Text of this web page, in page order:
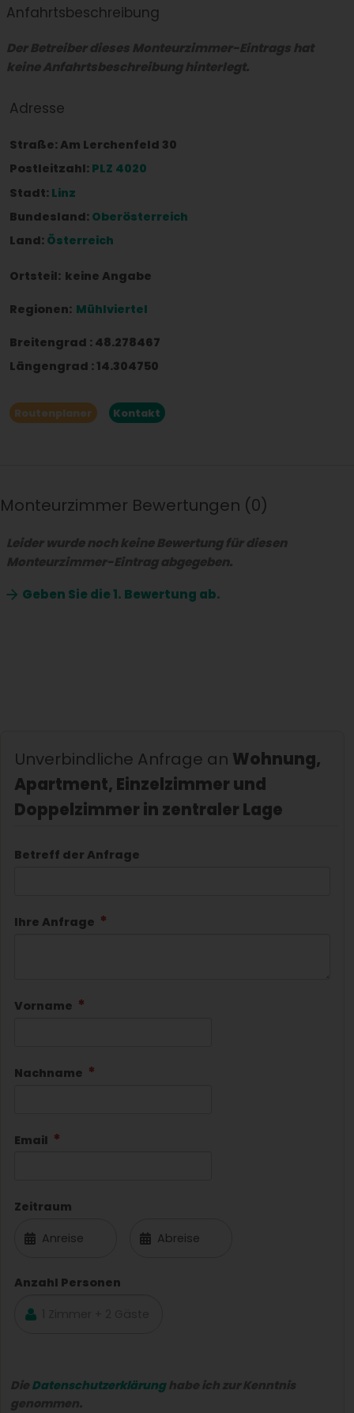
Anfahrtsbeschreibung
Der Betreiber dieses Monteurzimmer-Eintrags hat
keine Anfahrtsbeschreibung hinterlegt.
Adresse
Straße:Am Lerchenfeld 30
Postleitzahl: PLZ 4020
Stadt: Linz
Bundesland: Oberösterreich
Land: Österreich
Ortsteil: keine Angabe
Regionen: Mühlviertel
Breitengrad : 48.278467
Längengrad : 14.304750
Routenplaner Kontakt
Monteurzimmer Bewertungen 0
Leider wurde noch keine Bewertung für diesen
Monteurzimmer-Eintrag abgegeben.
Geben Sie die1. Bewertung ab.
Unverbindliche Anfrage an Wohnung,
Apartment, Einzelzimmer und
Doppelzimmer in zentraler Lage
Betreff der Anfrage
Ihre Anfrage
Vorname
Nachname
Email
Zeitraum
Anzahl Personen
Die Datenschutzerklärunghabe ich zur Kenntnis
genommen.